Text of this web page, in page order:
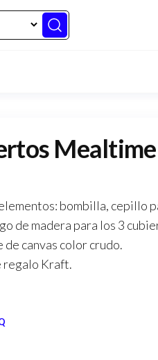
Mealtime
bombilla, cepillo
de madera para los 3
de canvas color crudo.
regalo Kraft.